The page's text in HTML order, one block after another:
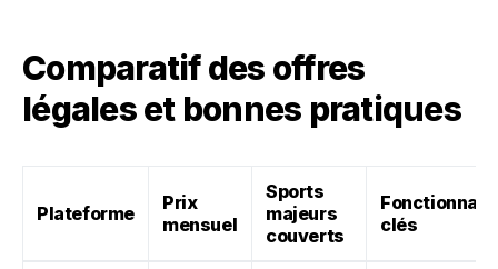
Comparatif des offres
légales et bonnes pratiques
Plateforme
Prix
mensuel
Sports
majeurs
couverts
clés